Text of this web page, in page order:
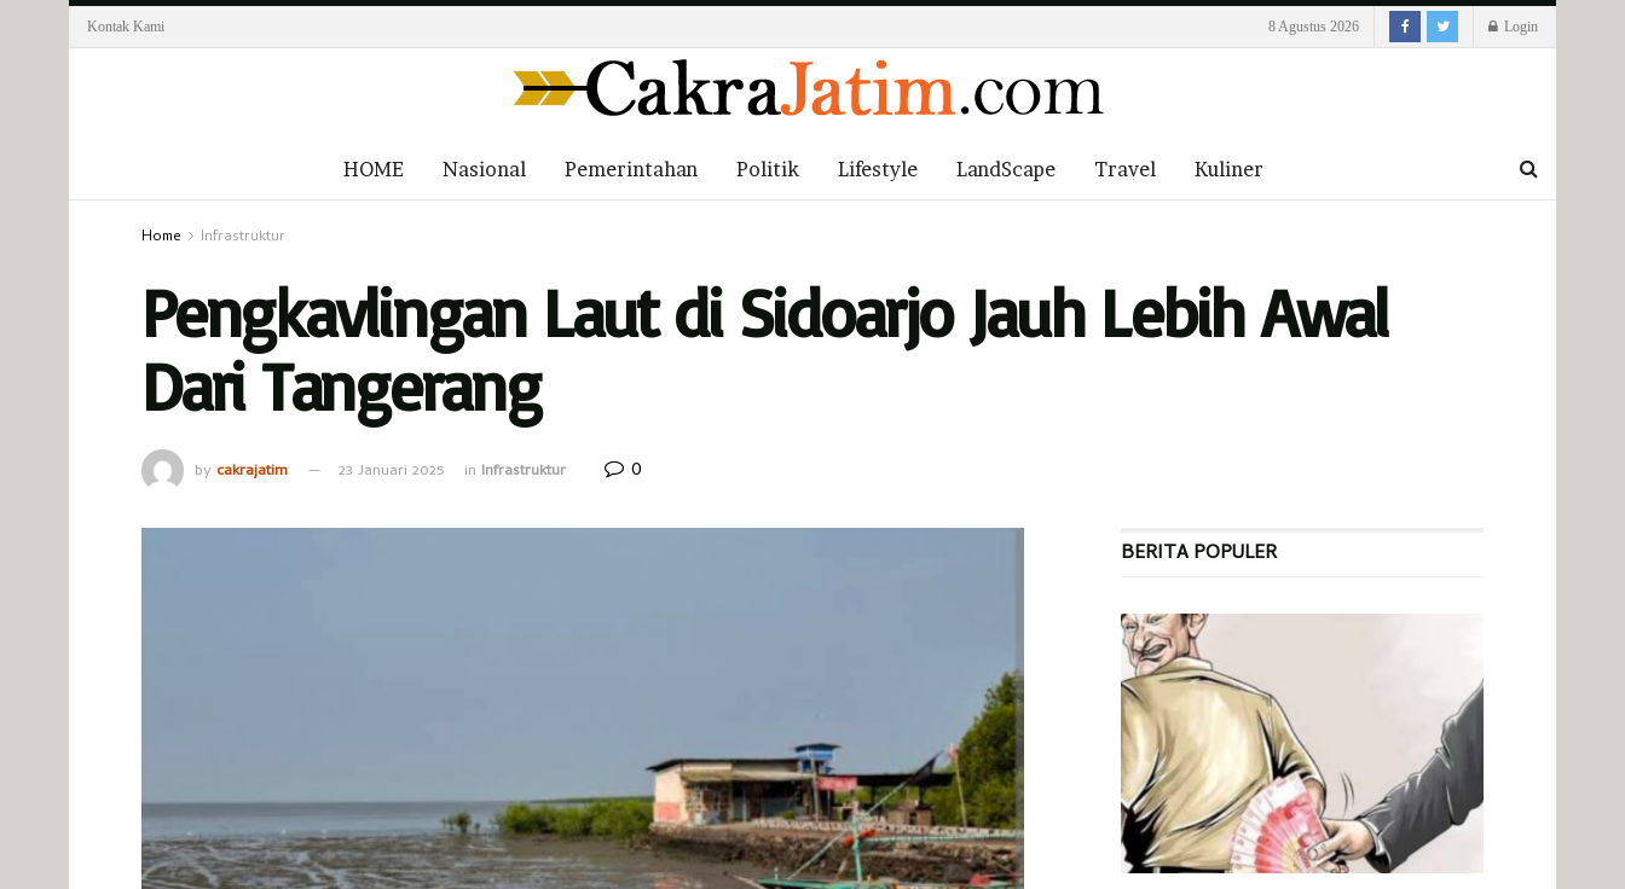
Kontak Kami 8 Agustus 2026 Login
HOME Nasional Pemerintahan Politik Lifestyle LandScape Travel Kuliner
Home Infrastruktur
Pengkavlingan Laut di Sidoarjo Jauh Lebih Awal
Dari Tangerang
by cakrajatim 23 Januari 2025 in Infrastruktur 0
BERITA POPULER